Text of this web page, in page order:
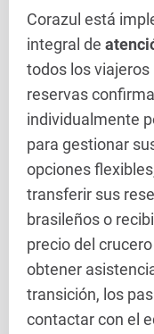
Corazul está
integral de
todos los
reservas
individualmente
para gestionar
opciones
transferir sus
brasileños o
precio del
obtener
transición, los
contactar con el